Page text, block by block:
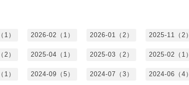
1） 2026-02（1） 2026-01（2） 2025-11（2）
2） 2025-04（1） 2025-03（2） 2025-02（1）
1） 2024-09（5） 2024-07（3） 2024-06（4）